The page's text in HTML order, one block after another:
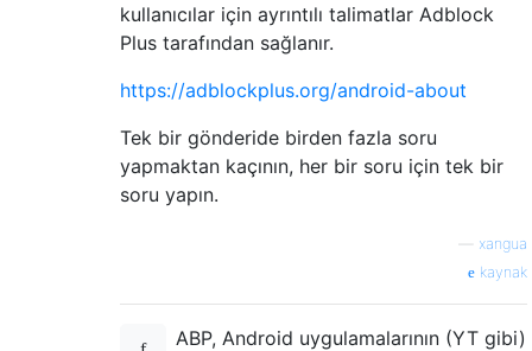
kullanıcılar için ayrıntılı talimatlar Adblock
Plus tarafından sağlanır.
https://adblockplus.org/android-about
Tek bir gönderide birden fazla soru
yapmaktan kaçının, her bir soru için tek bir
soru yapın.
xangua
kaynak
ABP, Android uygulamalarının (YT gibi)